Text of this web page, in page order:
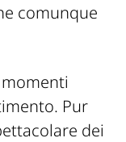
comunque
Pur
dei